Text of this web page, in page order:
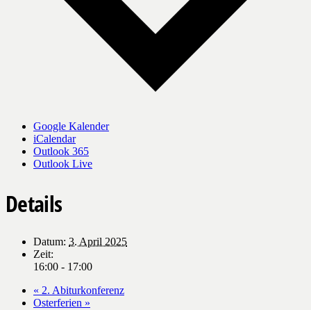
Google Kalender
iCalendar
Outlook 365
Outlook Live
Details
Datum: 3. April 2025
Zeit:
16:00 - 17:00
« 2. Abiturkonferenz
Osterferien »